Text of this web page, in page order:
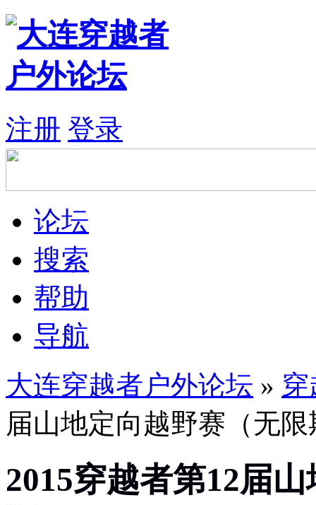
注册 登录
论坛
搜索
帮助
导航
大连穿越者户外论坛 »
届山地定向越野赛（无
2015穿越者第12届